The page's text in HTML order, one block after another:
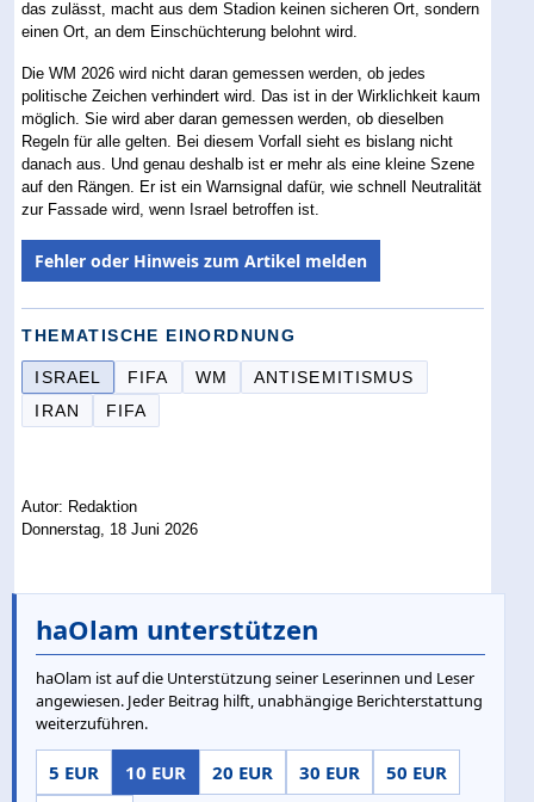
das zulässt, macht aus dem Stadion keinen sicheren Ort, sondern
einen Ort, an dem Einschüchterung belohnt wird.
Die WM 2026 wird nicht daran gemessen werden, ob jedes
politische Zeichen verhindert wird. Das ist in der Wirklichkeit kaum
möglich. Sie wird aber daran gemessen werden, ob dieselben
Regeln für alle gelten. Bei diesem Vorfall sieht es bislang nicht
danach aus. Und genau deshalb ist er mehr als eine kleine Szene
auf den Rängen. Er ist ein Warnsignal dafür, wie schnell Neutralität
zur Fassade wird, wenn Israel betroffen ist.
Fehler oder Hinweis zum Artikel melden
THEMATISCHE EINORDNUNG
ISRAEL FIFA WM
ANTISEMITISMUS
IRAN
FIFA
Autor: Redaktion
Donnerstag, 18 Juni 2026
haOlam unterstützen
haOlam ist auf die Unterstützung seiner Leserinnen und Leser
angewiesen. Jeder Beitrag hilft, unabhängige Berichterstattung
weiterzuführen.
5 EUR 10 EUR 20 EUR 30 EUR
50 EUR